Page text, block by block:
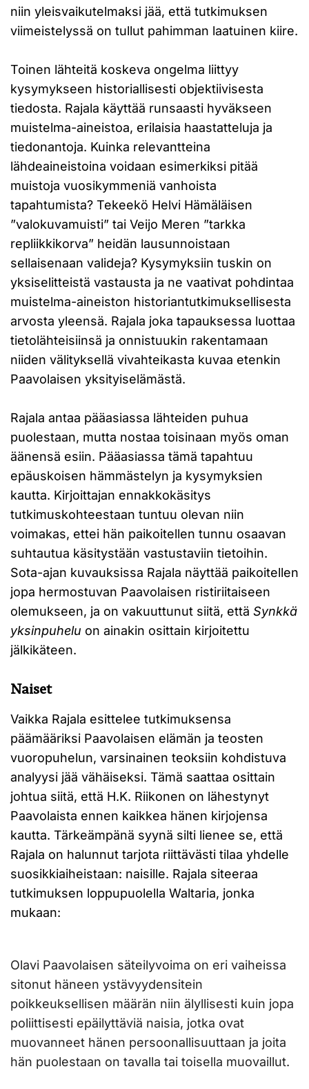
niin yleisvaikutelmaksi jää, että tutkimuksen
viimeistelyssä on tullut pahimman laatuinen kiire.
Toinen lähteitä koskeva ongelma liittyy
kysymykseen historiallisesti objektiivisesta
tiedosta. Rajala käyttää runsaasti hyväkseen
muistelma-aineistoa, erilaisia haastatteluja ja
tiedonantoja. Kuinka relevantteina
lähdeaineistoina voidaan esimerkiksi pitää
muistoja vuosikymmeniä vanhoista
tapahtumista? Tekeekö Helvi Hämäläisen
”valokuvamuisti” tai Veijo Meren ”tarkka
repliikkikorva” heidän lausunnoistaan
sellaisenaan valideja? Kysymyksiin tuskin on
yksiselitteistä vastausta ja ne vaativat pohdintaa
muistelma-aineiston historiantutkimuksellisesta
arvosta yleensä. Rajala joka tapauksessa luottaa
tietolähteisiinsä ja onnistuukin rakentamaan
niiden välityksellä vivahteikasta kuvaa etenkin
Paavolaisen yksityiselämästä.
Rajala antaa pääasiassa lähteiden puhua
puolestaan, mutta nostaa toisinaan myös oman
äänensä esiin. Pääasiassa tämä tapahtuu
epäuskoisen hämmästelyn ja kysymyksien
kautta. Kirjoittajan ennakkokäsitys
tutkimuskohteestaan tuntuu olevan niin
voimakas, ettei hän paikoitellen tunnu osaavan
suhtautua käsitystään vastustaviin tietoihin.
Sota-ajan kuvauksissa Rajala näyttää paikoitellen
jopa hermostuvan Paavolaisen ristiriitaiseen
olemukseen, ja on vakuuttunut siitä, että Synkkä
yksinpuhelu on ainakin osittain kirjoitettu
jälkikäteen.
Naiset
Vaikka Rajala esittelee tutkimuksensa
päämääriksi Paavolaisen elämän ja teosten
vuoropuhelun, varsinainen teoksiin kohdistuva
analyysi jää vähäiseksi. Tämä saattaa osittain
johtua siitä, että H.K. Riikonen on lähestynyt
Paavolaista ennen kaikkea hänen kirjojensa
kautta. Tärkeämpänä syynä silti lienee se, että
Rajala on halunnut tarjota riittävästi tilaa yhdelle
suosikkiaiheistaan: naisille. Rajala siteeraa
tutkimuksen loppupuolella Waltaria, jonka
mukaan:
Olavi Paavolaisen säteilyvoima on eri vaiheissa
sitonut häneen ystävyydensitein
poikkeuksellisen määrän niin älyllisesti kuin jopa
poliittisesti epäilyttäviä naisia, jotka ovat
muovanneet hänen persoonallisuuttaan ja joita
hän puolestaan on tavalla tai toisella muovaillut.